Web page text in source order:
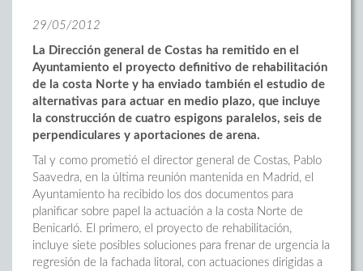
29/05/2012
La Dirección general de Costas ha remitido en el
Ayuntamiento el proyecto definitivo de rehabilitación
de la costa Norte y ha enviado también el estudio de
alternativas para actuar en medio plazo, que incluye
la construcción de cuatro espigons paralelos, seis de
perpendiculares y aportaciones de arena.
Tal y como prometió el director general de Costas, Pablo
Saavedra, en la última reunión mantenida en Madrid, el
Ayuntamiento ha recibido los dos documentos para
planificar sobre papel la actuación a la costa Norte de
Benicarló. El primero, el proyecto de rehabilitación,
incluye siete posibles soluciones para frenar de urgencia la
regresión de la fachada litoral, con actuaciones dirigidas a